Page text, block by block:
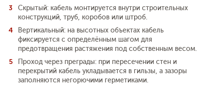
Скрытый: кабель монтируется внутри строительных
конструкций, труб, коробов или штроб.
Вертикальный: на высотных объектах кабель
фиксируется с определённым шагом для
предотвращения растяжения под собственным весом.
Проход через преграды: при пересечении стен и
перекрытий кабель укладывается в гильзы, а зазоры
заполняются негорючими герметиками.